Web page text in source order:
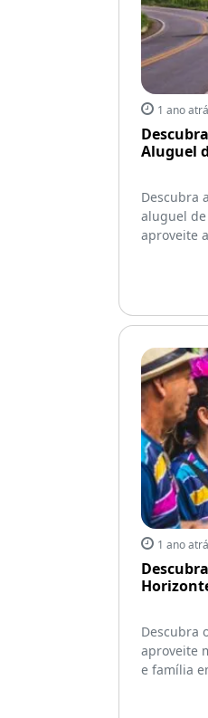
1 ano
Aluguel
Descubra
aluguel
aproveite
1 ano
Descubra
aproveite
e família